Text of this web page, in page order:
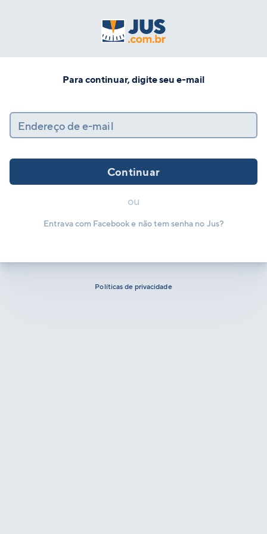
Para continuar, digite seu e-mail
Endereço de e-mail
Continuar
ou
Entrava com Facebook e não tem senha no Jus?
Políticas de privacidade